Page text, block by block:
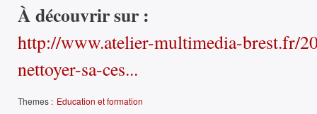
À découvrir sur :
http://www.atelier-multimedia-brest.fr/
nettoyer-sa-ces...
Themes : Education et formation